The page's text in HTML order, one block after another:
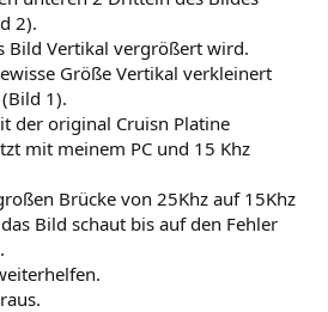
2).
Bild Vertikal vergrößert wird.
Größe Vertikal verkleinert
1).
der original Cruisn Platine
mit meinem PC und 15 Khz
Brücke von 25Khz auf 15Khz
Bild schaut bis auf den Fehler